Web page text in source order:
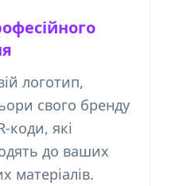
логотип,
свого бренду
коди, які
до ваших
матеріалів.